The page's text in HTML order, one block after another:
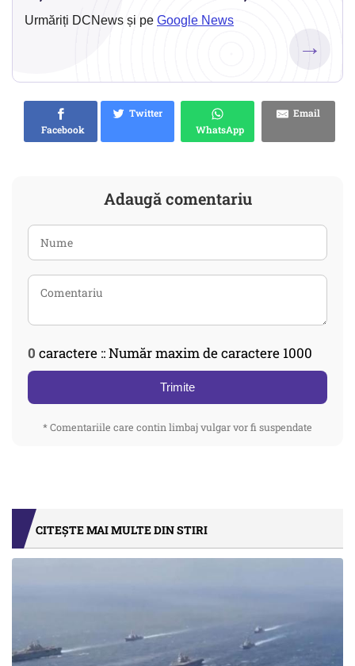
Urmăriți DCNews și pe Google News
→
Facebook
Twitter
WhatsApp
Email
Adaugă comentariu
0 caractere :: Număr maxim de caractere 1000
Trimite
* Comentariile care contin limbaj vulgar vor fi suspendate
CITEȘTE MAI MULTE DIN STIRI